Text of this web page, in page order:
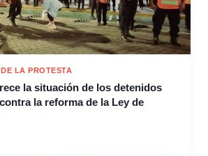
LA PROTESTA
la situación de los detenidos
la reforma de la Ley de